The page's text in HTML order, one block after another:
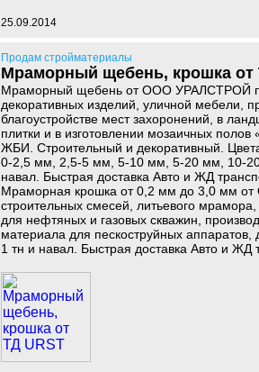
25.09.2014
Продам стройматериалы
Мраморный щебень, крошка от
Мраморный щебень от ООО УРАЛСТРОЙ
декоративных изделий, уличной мебели,
благоустройстве мест захоронений, в
плитки и в изготовлении мозаичных
ЖБИ. Строительный и декоративный.
0-2,5 мм, 2,5-5 мм, 5-10 мм, 5-20 мм, 10-
навал. Быстрая доставка Авто и ЖД
Мраморная крошка от 0,2 мм до 3,0 мм
строительных смесей, литьевого мрамора,
для нефтяных и газовых скважин,
материала для пескоструйных аппаратов,
1 тн и навал. Быстрая доставка Авто и